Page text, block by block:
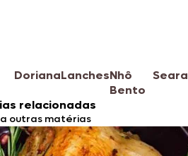
DorianaLanchesNhô
Bento
Seara
relacionadas
outras matérias